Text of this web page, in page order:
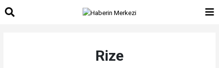
Rize